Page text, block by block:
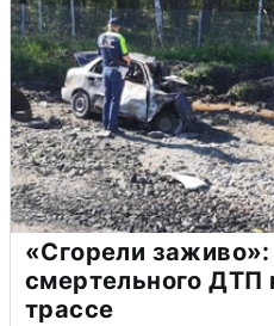
«Сгорели
смертельного ДТП
трассе